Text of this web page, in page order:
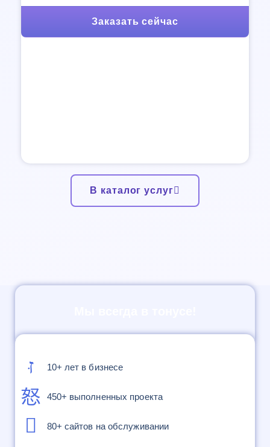
Заказать сейчас
В каталог услуг
10+ лет в бизнесе
450+ выполненных проекта
80+ сайтов на обслуживании